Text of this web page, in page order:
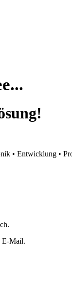
• Entwicklung •
E-Mail.